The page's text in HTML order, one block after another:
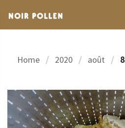
Home 2020 août 8